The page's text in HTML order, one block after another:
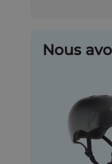
Nous